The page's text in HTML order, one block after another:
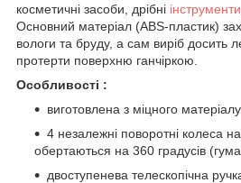
косметичні засоби, дрібні інструменти
Основний матеріал (ABS-пластик)
вологи та бруду, а сам виріб досить
протерти поверхню ганчіркою.
Особливості :
виготовлена з міцного
4 незалежні поворотні колеса
обертаються на 360 градусів
двоступенева телескопічна